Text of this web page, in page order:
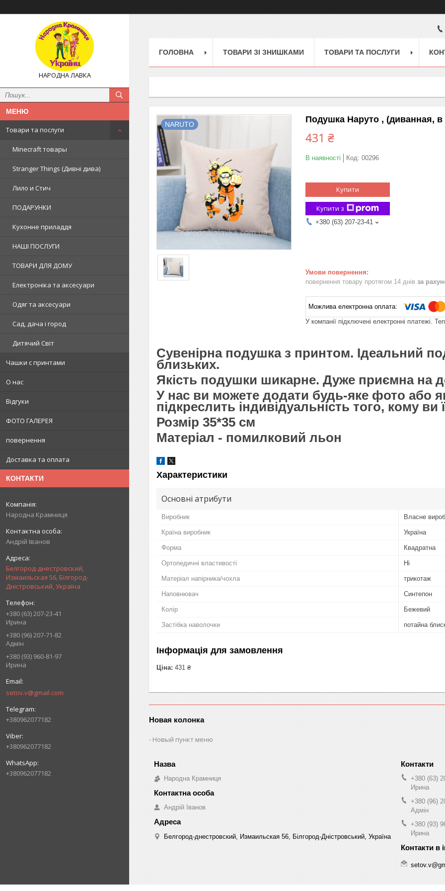
НАРОДНА ЛАВКА
Товари та послуги
Minecraft товары
Stranger Things (Дивні дива)
Лило и Стич
ПОДАРУНКИ
Кухонне приладдя
НАШІ ПОСЛУГИ
ТОВАРИ ДЛЯ ДОМУ
Електроніка та аксесуари
Одяг та аксесуари
Сад, дача і город
Дитячий Світ
Чашки с принтами
О нас
Відгуки
ФОТО ГАЛЕРЕЯ
повернення
Доставка та оплата
КОНТАКТИ
Народна Крамниця
Андрій Іванов
Белгород-днестровский,
Измаильская 56, Білгород-
Дністровський, Україна
+380 (63) 207-23-41
Ирина
+380 (96) 207-71-82
Адмін
+380 (93) 960-81-97
Ирина
setov.v@gmail.com
+380962077182
+380962077182
+380962077182
ГОЛОВНА ТОВАРИ ЗІ ЗНИШКАМИ ТОВАРИ ТА ПОСЛУГИ
NARUTO Подушка Наруто , (диванная, в
431 ₴
В наявності Код: 00296
Купити
Купити з
+380 (63) 207-23-41
повернення товару протягом 14 днів за
У компанії підключені електронні платежі.
Сувенірна подушка з принтом. Ідеальний
близьких.
Якість подушки шикарне. Дуже приємна на
У нас ви можете додати будь-яке фото або
підкреслить індивідуальність того, кому ви
Розмір 35*35 см
Матеріал - помилковий льон
Характеристики
Основні атрибути
Виробник Власне
Країна виробник Україна
Форма Квадратна
Ортопедичні властивості Ні
Матеріал напірника/чохла трикотаж
Наповнювач Синтепон
Колір Бежевий
Застібка наволочки потайна
Інформація для замовлення
Ціна: 431 ₴
Новая колонка
Новый пункт меню
Народна Крамниця
Андрій Іванов
Белгород-днестровский, Измаильская 56, Білгород-Дністровський, Україна
+380 (63)
Ирина
+380 (96)
Адмін
+380 (93)
Ирина